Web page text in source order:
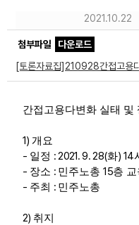
2021.10.22
첨부파일
다운로드
[토론자료집]210928간접고용
간접고용다변화 실태 및
1) 개요
- 일정 : 2021. 9. 28(화) 14
- 장소 : 민주노총15층 교
- 주최 : 민주노총
2) 취지
문서자료
미디어자료
부설기관
업무